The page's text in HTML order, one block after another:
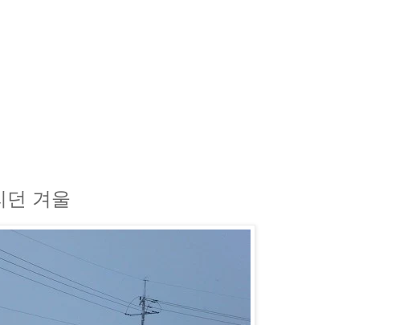
던 겨울